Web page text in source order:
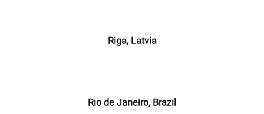
Riga, Latvia
Rio de Janeiro, Brazil